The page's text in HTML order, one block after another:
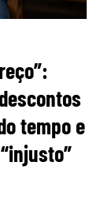
tempo e